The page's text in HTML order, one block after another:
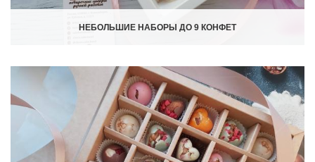
НЕБОЛЬШИЕ НАБОРЫ ДО 9 КОНФЕТ